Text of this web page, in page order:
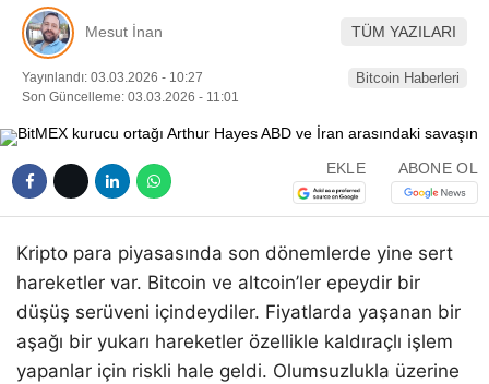
Mesut İnan TÜM YAZILARI
Yayınlandı: 03.03.2026 - 10:27
Son Güncelleme: 03.03.2026 - 11:01
Bitcoin Haberleri
EKLE ABONE OL
Kripto para piyasasında son dönemlerde yine sert
hareketler var. Bitcoin ve altcoin’ler epeydir bir
düşüş serüveni içindeydiler. Fiyatlarda yaşanan bir
aşağı bir yukarı hareketler özellikle kaldıraçlı işlem
yapanlar için riskli hale geldi. Olumsuzlukla üzerine